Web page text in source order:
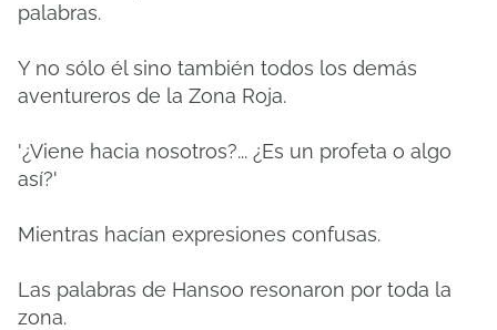
palabras.
Y no sólo él sino también todos los demás
aventureros de la Zona Roja.
'¿Viene hacia nosotros?... ¿Es un profeta o algo
así?'
Mientras hacían expresiones confusas.
Las palabras de Hansoo resonaron por toda la
zona.